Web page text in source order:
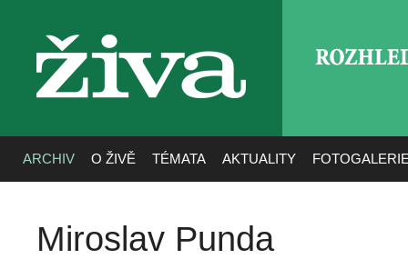
živa
ARCHIV O ŽIVĚ TÉMATA AKTUALITY
Miroslav Punda